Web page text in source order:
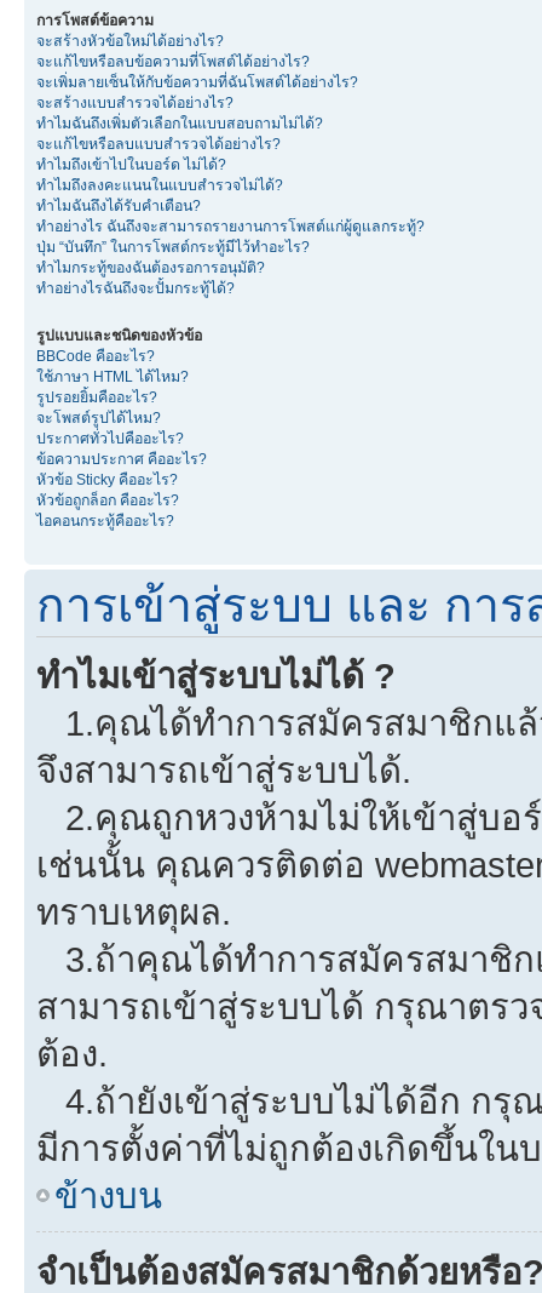
การโพสต์ข้อความ
จะสร้างหัวข้อใหม่ได้อย่างไร?
จะแก้ไขหรือลบข้อความที่โพสต์ได้อย่างไร?
จะเพิ่มลายเซ็นให้กับข้อความที่ฉันโพสต์ได้อย่างไร?
จะสร้างแบบสำรวจได้อย่างไร?
ทำไมฉันถึงเพิ่มตัวเลือกในแบบสอบถามไม่ได้?
จะแก้ไขหรือลบแบบสำรวจได้อย่างไร?
ทำไมถึงเข้าไปในบอร์ด ไม่ได้?
ทำไมถึงลงคะแนนในแบบสำรวจไม่ได้?
ทำไมฉันถึงได้รับคำเตือน?
ทำอย่างไร ฉันถึงจะสามารถรายงานการโพสต์แก่ผู้ดูแลกระทู้?
ปุ่ม “บันทึก” ในการโพสต์กระทู้มีไว้ทำอะไร?
ทำไมกระทู้ของฉันต้องรอการอนุมัติ?
ทำอย่างไรฉันถึงจะปั้มกระทู้ได้?
รูปแบบและชนิดของหัวข้อ
BBCode คืออะไร?
ใช้ภาษา HTML ได้ไหม?
รูปรอยยิ้มคืออะไร?
จะโพสต์รูปได้ไหม?
ประกาศทั่วไปคืออะไร?
ข้อความประกาศ คืออะไร?
หัวข้อ Sticky คืออะไร?
หัวข้อถูกล็อก คืออะไร?
ไอคอนกระทู้คืออะไร?
การเข้าสู่ระบบ และ กา
ทำไมเข้าสู่ระบบไม่ได้ ?
1.คุณได้ทำการสมัครสมาชิกแ
จึงสามารถเข้าสู่ระบบได้.
2.คุณถูกหวงห้ามไม่ให้เข้าสู่บอ
เช่นนั้น คุณควรติดต่อ
ทราบเหตุผล.
3.ถ้าคุณได้ทำการสมัครสมาชิ
สามารถเข้าสู่ระบบได้ กรุณาตรว
ต้อง.
4.ถ้ายังเข้าสู่ระบบไม่ได้อีก กรุ
มีการตั้งค่าที่ไม่ถูกต้องเกิดขึ้นใน
ข้างบน
จำเป็นต้องสมัครสมาชิกด้วยหรือ